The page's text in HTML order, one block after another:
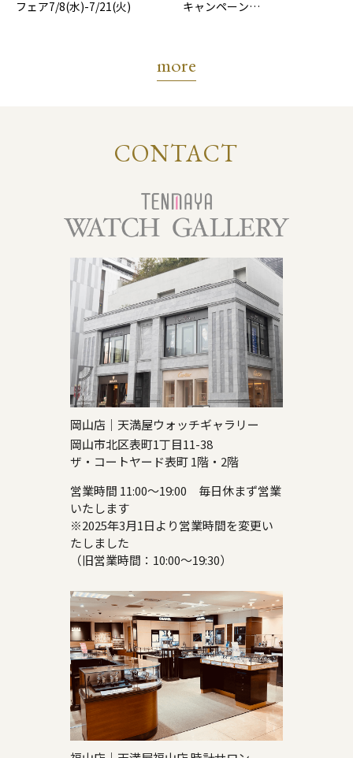
フェア7/8(水)-7/21(火)
キャンペーン
more
CONTACT
岡山店｜天満屋ウォッチギャラリー
岡山市北区表町1丁目11-38
ザ・コートヤード表町 1階・2階
営業時間 11:00～19:00 毎日休まず営業
いたします
※2025年3月1日より営業時間を変更い
たしました
（旧営業時間：10:00～19:30）